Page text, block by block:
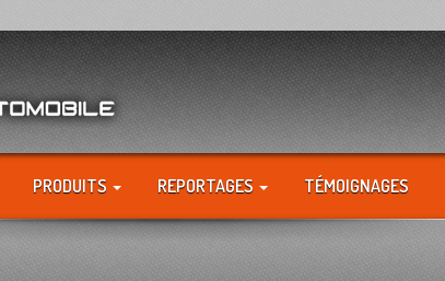
PRODUITS REPORTAGES TÉMOIGNAGES